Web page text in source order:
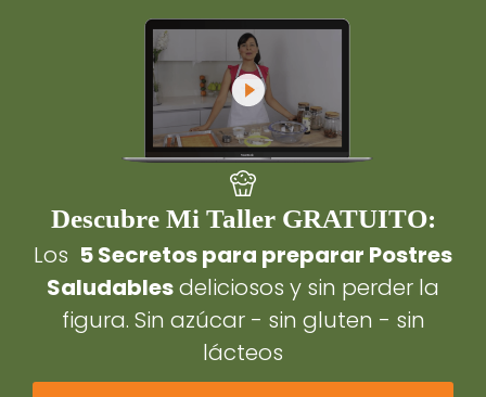
Descubre Mi Taller GRATUITO:
Los 5 Secretos para preparar Postres
Saludablesdeliciosos y sin perder la
figura. Sin azúcar - sin gluten - sin
lácteos